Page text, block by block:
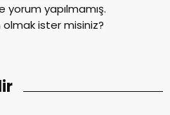
yorum yapılmamış.
ister misiniz?